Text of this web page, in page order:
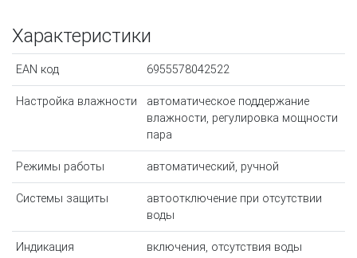
Характеристики
EAN код 6955578042522
Настройка влажности
автоматическое поддержание
влажности, регулировка мощности
пара
Режимы работы автоматический, ручной
Системы защиты
автоотключение при отсутствии
воды
Индикация включения, отсутствия воды